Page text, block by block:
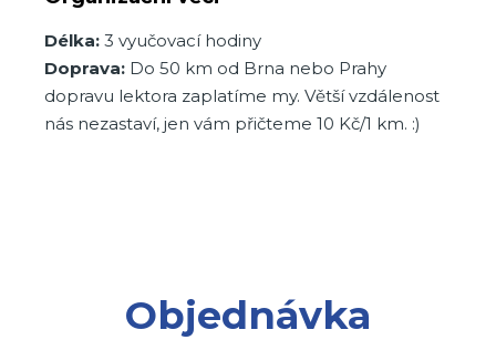
Délka: 3 vyučovací hodiny
Doprava: Do 50 km od Brna nebo Prahy
dopravu lektora zaplatíme my. Větší vzdálenost
nás nezastaví, jen vám přičteme 10 Kč/1 km. :)
Objednávka